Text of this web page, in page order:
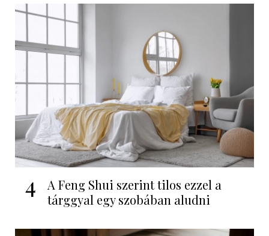
4
A Feng Shui szerint tilos ezzel a
tárggyal egy szobában aludni